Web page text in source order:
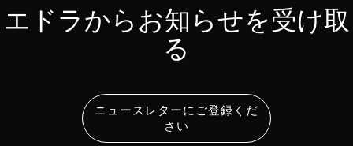
ニュースレターにご登録くだ
さい
エドラからお知らせを受け取
る